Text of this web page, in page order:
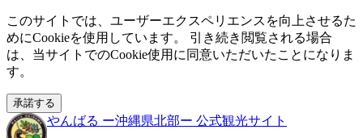
このサイトでは、ユーザーエクスペリエンスを向上させるた
めにCookieを使用しています。 引き続き閲覧される場合
は、当サイトでのCookie使用に同意いただいたことになりま
す。
承諾する
やんばる ー沖縄県北部ー 公式観光サイト